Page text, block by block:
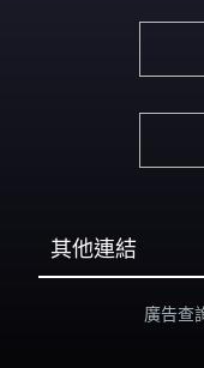
其他連結
廣告查